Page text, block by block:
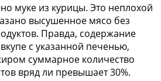
муке из курицы. Это неплохой
высушенное мясо без
Правда, содержание
с указанной печенью,
суммарное количество
вряд ли превышает 30%.